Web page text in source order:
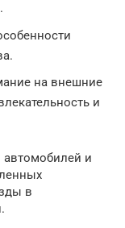
на внешние
и
автомобилей и
в